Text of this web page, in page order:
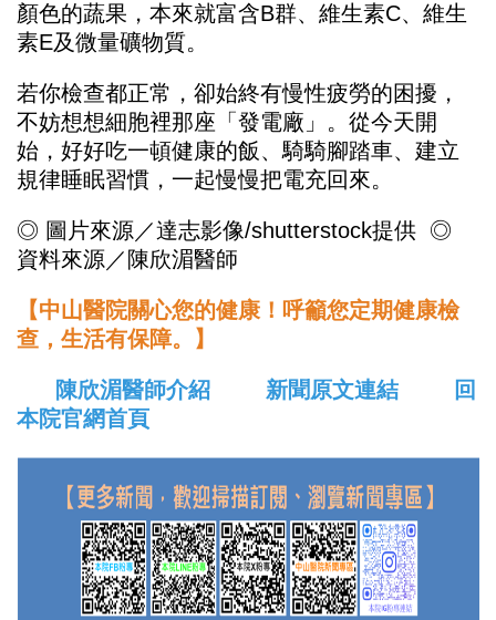
顏色的蔬果，本來就富含B群、維生素C、維生
素E及微量礦物質。
若你檢查都正常，卻始終有慢性疲勞的困擾，
不妨想想細胞裡那座「發電廠」。從今天開
始，好好吃一頓健康的飯、騎騎腳踏車、建立
規律睡眠習慣，一起慢慢把電充回來。
◎ 圖片來源／達志影像/shutterstock提供 ◎
資料來源／陳欣湄醫師
【中山醫院關心您的健康！呼籲您定期健康檢
查，生活有保障。】
陳欣湄醫師介紹
新聞原文連結
回
本院官網首頁